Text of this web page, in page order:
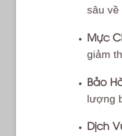
sâu về
Mực
giảm
Bảo
lượng
Dịch